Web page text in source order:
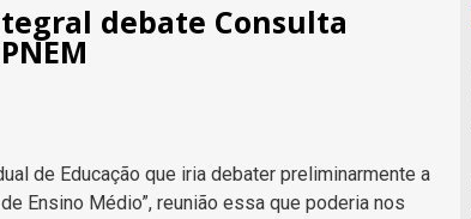
debate Consulta
de Educação que iria debater preliminarmente a
Ensino Médio”, reunião essa que poderia nos